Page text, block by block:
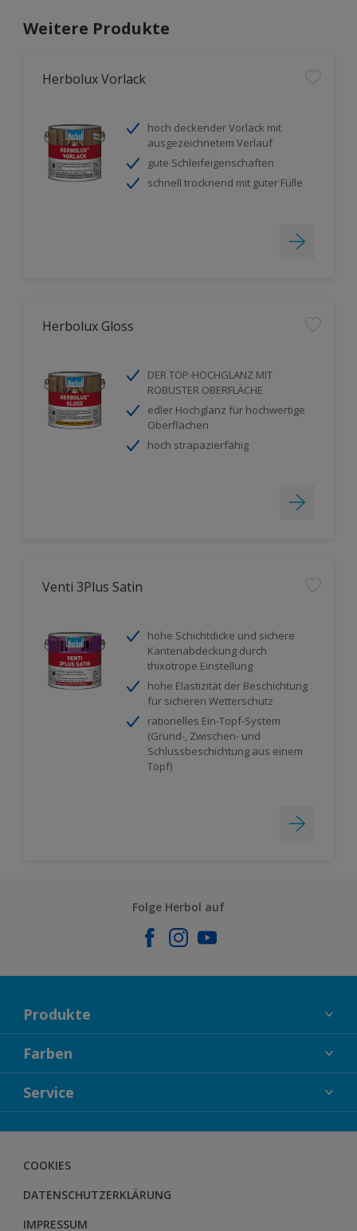
Weitere Produkte
Herbolux Vorlack
hoch deckender Vorlack mit
ausgezeichnetem Verlauf
gute Schleifeigenschaften
schnell trocknend mit guter Fülle
Herbolux Gloss
DER TOP-HOCHGLANZ MIT
ROBUSTER OBERFLÄCHE
edler Hochglanz für hochwertige
Oberflächen
hoch strapazierfähig
Venti 3Plus Satin
hohe Schichtdicke und sichere
Kantenabdeckung durch
thixotrope Einstellung
hohe Elastizität der Beschichtung
für sicheren Wetterschutz
rationelles Ein-Topf-System
(Grund-, Zwischen- und
Schlussbeschichtung aus einem
Topf)
Folge Herbol auf
Produkte
FASSADENFARBEN
INNENFARBEN
LACKE
BODENSYSTEM
Farben
KOLLEKTIONEN
FARBTRENDS
FARBBERATUNG
Service
HERBOL NACHRICHTEN
HERBOL WERBEMITTELSHOP
SCHULUNGEN
COOKIES
DATENSCHUTZERKLÄRUNG
IMPRESSUM